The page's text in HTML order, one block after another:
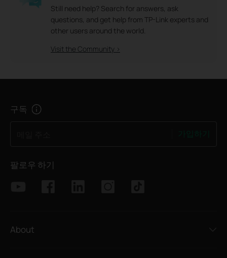
Still need help? Search for answers, ask
questions, and get help from TP-Link experts and
other users around the world.
Visit the Community >
구독
팔로우 하기
About